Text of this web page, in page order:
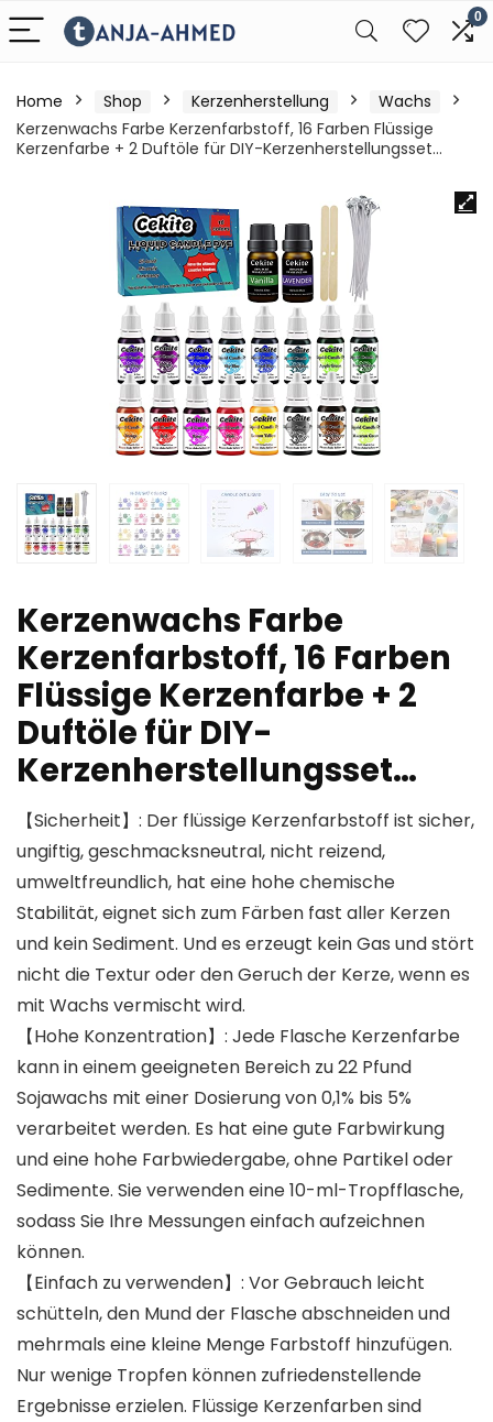
0
Home Shop Kerzenherstellung
Wachs
Kerzenwachs Farbe Kerzenfarbstoff, 16 Farben Flüssige
Kerzenfarbe + 2 Duftöle für DIY-Kerzenherstellungsset…
Kerzenwachs Farbe
Kerzenfarbstoff, 16 Farben
Flüssige Kerzenfarbe + 2
Duftöle für DIY-
Kerzenherstellungsset…
【Sicherheit】: Der flüssige Kerzenfarbstoff ist sicher,
ungiftig, geschmacksneutral, nicht reizend,
umweltfreundlich, hat eine hohe chemische
Stabilität, eignet sich zum Färben fast aller Kerzen
und kein Sediment. Und es erzeugt kein Gas und stört
nicht die Textur oder den Geruch der Kerze, wenn es
mit Wachs vermischt wird.
【Hohe Konzentration】: Jede Flasche Kerzenfarbe
kann in einem geeigneten Bereich zu 22 Pfund
Sojawachs mit einer Dosierung von 0,1% bis 5%
verarbeitet werden. Es hat eine gute Farbwirkung
und eine hohe Farbwiedergabe, ohne Partikel oder
Sedimente. Sie verwenden eine 10-ml-Tropfflasche,
sodass Sie Ihre Messungen einfach aufzeichnen
können.
【Einfach zu verwenden】: Vor Gebrauch leicht
schütteln, den Mund der Flasche abschneiden und
mehrmals eine kleine Menge Farbstoff hinzufügen.
Nur wenige Tropfen können zufriedenstellende
Ergebnisse erzielen. Flüssige Kerzenfarben sind